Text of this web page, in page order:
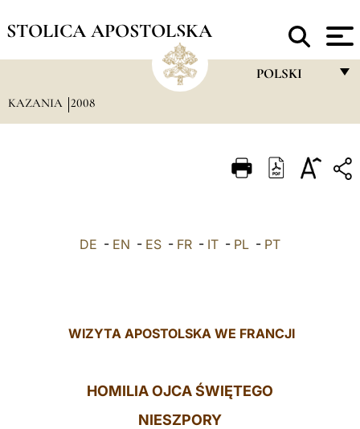
STOLICA APOSTOLSKA
POLSKI
ITALIANO
LATINE
KAZANIA 2008
DE - EN - ES - FR - IT - PL - PT
WIZYTA APOSTOLSKA WE FRANCJI
HOMILIA OJCA ŚWIĘTEGO
NIESZPORY